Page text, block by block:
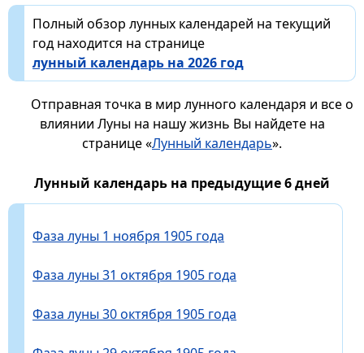
Полный обзор лунных календарей на текущий
год находится на странице
лунный календарь на 2026 год
Отправная точка в мир лунного календаря и все о
влиянии Луны на нашу жизнь Вы найдете на
странице «Лунный календарь».
Лунный календарь на предыдущие 6 дней
Фаза луны 1 ноября 1905 года
Фаза луны 31 октября 1905 года
Фаза луны 30 октября 1905 года